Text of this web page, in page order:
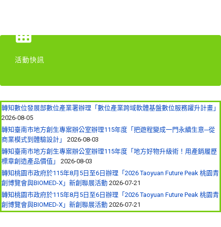
活動快訊
轉知數位發展部數位產業署辦理「數位產業跨域軟體基盤數位服務躍升計畫」
2026-08-05
轉知臺南市地方創生專案辦公室辦理115年度「把遊程變成一門永續生意─從
商業模式到體驗設計」
2026-08-03
轉知臺南市地方創生專案辦公室辦理115年度「地方好物升級術！用產銷履歷
標章創造產品價值」
2026-08-03
轉知桃園市政府於115年8月5日至6日辦理「2026 Taoyuan Future Peak 桃園青
創博覽會與BIOMED-X」新創聯展活動 2026-07-21
轉知桃園市政府於115年8月5日至6日辦理「2026 Taoyuan Future Peak 桃園青
創博覽會與BIOMED-X」新創聯展活動 2026-07-21